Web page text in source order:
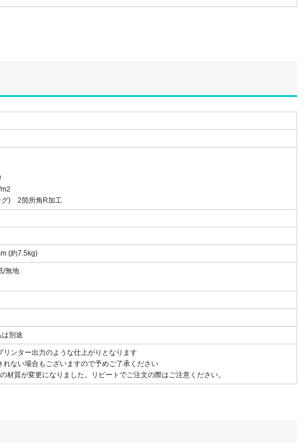
グ) 2箇所角R加工
(約7.5kg)
/無地
別途
ンター出力のような仕上がりとなります
ない場合もございますので予めご了承ください
質が変更になりました。リピートでご注文の際はご注意ください。